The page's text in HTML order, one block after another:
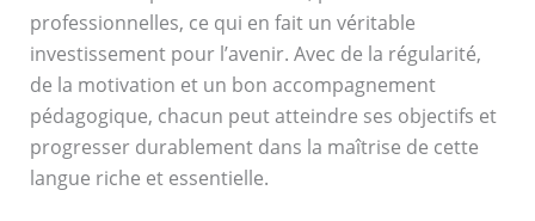
professionnelles, ce qui en fait un véritable
investissement pour l’avenir. Avec de la régularité,
de la motivation et un bon accompagnement
pédagogique, chacun peut atteindre ses objectifs et
progresser durablement dans la maîtrise de cette
langue riche et essentielle.